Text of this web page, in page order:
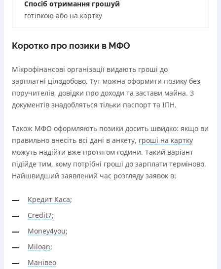
Переваги
лімітом значно більшим за конкурентів)
безконтактному банкоматі України (сума операцій та
кількість необмежена)
Безкоштовний переказ кредитних коштів з Pluscard
на будь-яку картку іншого банку (операція
Максимальний кредитний ліміт відразу при
оформленні картки (до 50 000 грн. при відповідному
доході)
Зручний додаток для оформлення та управління
платіжною карткою та кредитним лімітом (відсутність
Строк користування кредитним лімітом необмежений
при вчасному обслуговуванні (строк кредитної лінії 5
років з можливістю пролонгації)
Можна використовувати ліміт на будь які споживчі
потреби
Недоліки
Спосіб отримання грошуй
готівкою або на картку
Коротко про позики в МФО
Мікрофінансові організації видають гроші до
зарплатні цілодобово. Тут можна оформити позику без
поручителів, довідки про доходи та застави майна. З
документів знадобляться тільки паспорт та ІПН.
Також МФО оформляють позики досить швидко: якщо ви
правильно внесіть всі дані в анкету, гроші на картку
можуть надійти вже протягом години. Такий варіант
підійде тим, кому потрібні гроші до зарплати терміново.
Найшвидший заявлений час розгляду заявок в:
Кредит Каса;
Credit7;
Money4you;
Miloan;
Манівео